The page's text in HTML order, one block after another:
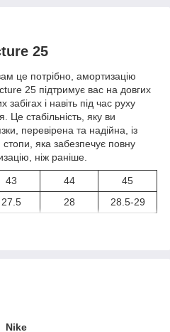
25
це потрібно, амортизацію
25 підтримує вас на довгих
і навіть під час руху
Це стабільність, яку ви
перевірена та надійна, із
яка забезпечує повну
ніж раніше.
43 44
45
27.5 28 28.5-29
Nike